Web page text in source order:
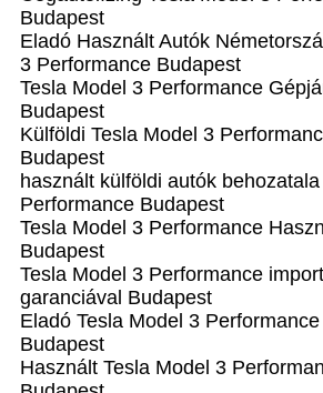
Budapest
Eladó Használt Autók
3 Performance Budapest
Tesla Model 3 Performance
Budapest
Külföldi Tesla Model 3
Budapest
használt külföldi autók
Performance Budapest
Tesla Model 3 Performance
Budapest
Tesla Model 3 Performance
garanciával Budapest
Eladó Tesla Model 3
Budapest
Használt Tesla Model 3